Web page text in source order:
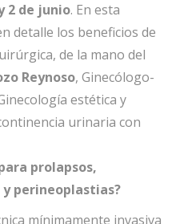
2 de junio. En esta
detalle los beneficios de
de la mano del
Reynoso, Ginecólogo-
estética y
urinaria con
prolapsos,
perineoplastias?
mínimamente invasiva